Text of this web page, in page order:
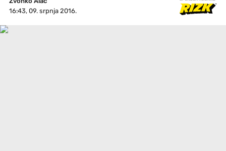
16:43, 09. srpnja 2016.